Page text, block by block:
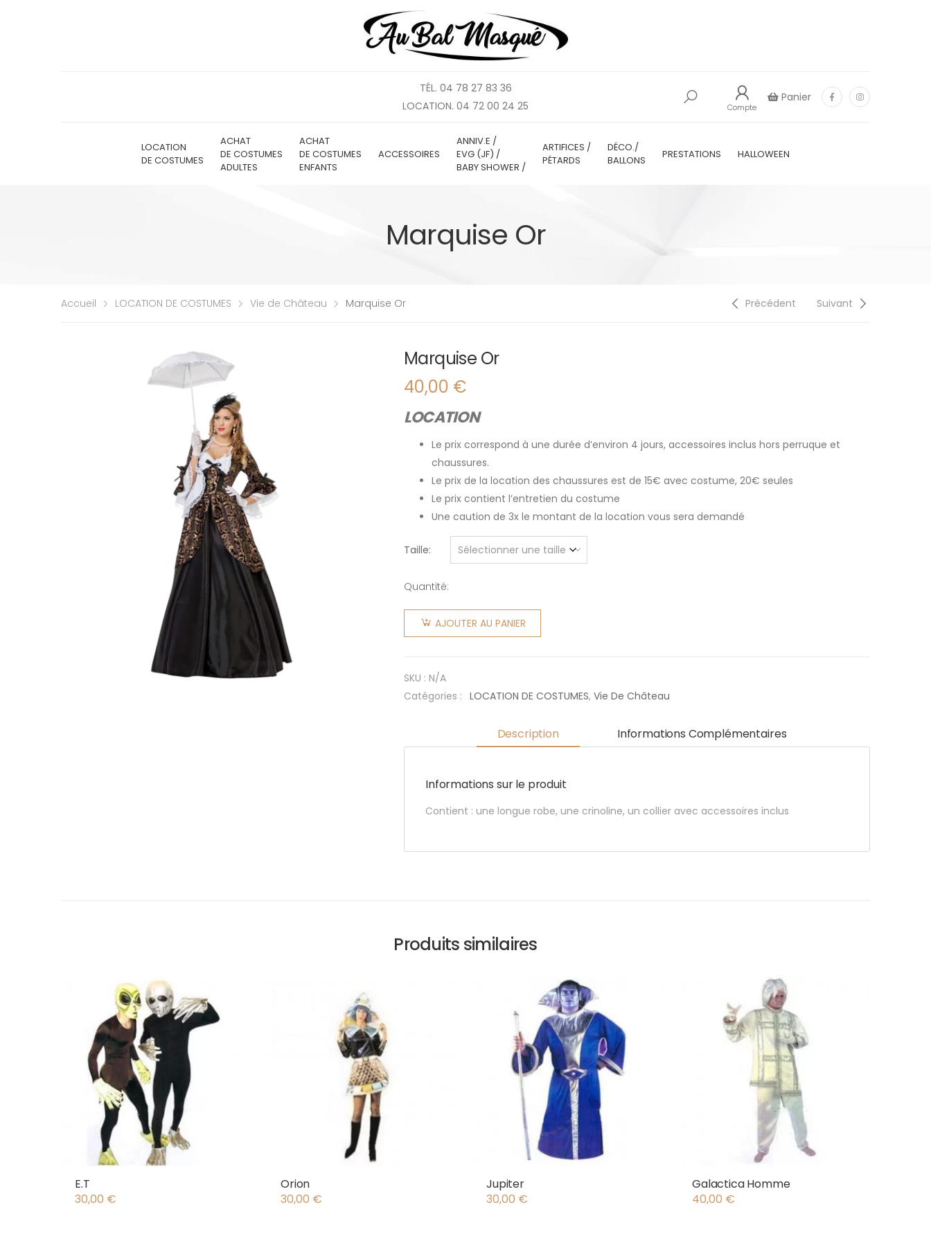
TÉL. 04 78 27 83 36
LOCATION. 04 72 00 24 25
Compte
Panier
LOCATION
DE COSTUMES
ACHAT
DE COSTUMES
ADULTES
ACHAT
DE COSTUMES
ENFANTS
ACCESSOIRES
ANNIV.E /
EVG (JF) /
BABY SHOWER /
ARTIFICES /
PÉTARDS
DÉCO./
BALLONS
PRESTATIONS HALLOWEEN
Marquise Or
Accueil LOCATION DE COSTUMES Vie de Château Marquise Or Précédent Suivant
Marquise Or
40,00 €
LOCATION
Le prix correspond à une durée d’environ 4 jours, accessoires inclus hors perruque et
chaussures.
Le prix de la location des chaussures est de 15€ avec costume, 20€ seules
Le prix contient l’entretien du costume
Une caution de 3x le montant de la location vous sera demandé
Taille
Quantité:
quantité
de
Marquise
AJOUTER AU PANIER
SKU : N/A
Catégories : LOCATION DE COSTUMES, Vie De Château
Description Informations Complémentaires
Informations sur le produit
Contient : une longue robe, une crinoline, un collier avec accessoires inclus
Produits similaires
E.T
30,00 €
Orion
30,00 €
Jupiter
30,00 €
Galactica Homme
40,00 €